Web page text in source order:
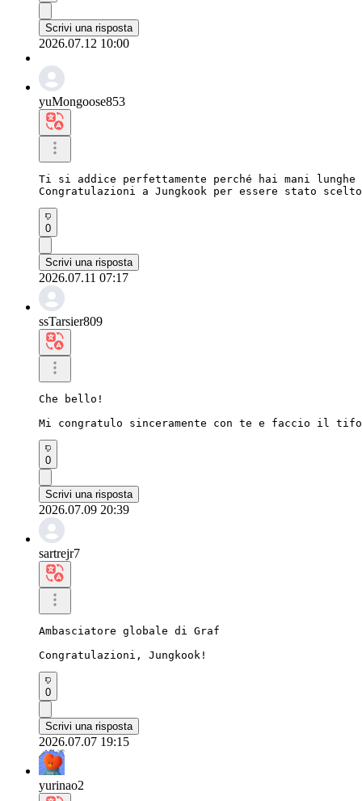
Scrivi una risposta
2026.07.12 10:00
yuMongoose853
Ti si addice perfettamente perché hai mani
Congratulazioni a Jungkook per essere stato scelto
0
Scrivi una risposta
2026.07.11 07:17
ssTarsier809
Che bello!
Mi congratulo sinceramente con te e faccio il
0
Scrivi una risposta
2026.07.09 20:39
sartrejr7
Ambasciatore globale di Graf
Congratulazioni, Jungkook!
0
Scrivi una risposta
2026.07.07 19:15
yurinao2